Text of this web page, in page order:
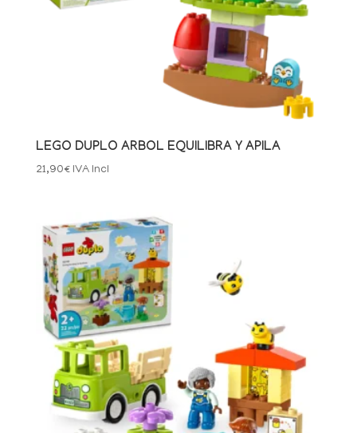
LEGO DUPLO ARBOL EQUILIBRA Y APILA
21,90€ IVA Incl